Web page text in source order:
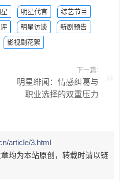
明星代言
综艺节目
明星访谈
新剧预告
影视剧花絮
下一篇:
明星绯闻：情感纠葛与
职业选择的双重压力
article/3.html
均为本站原创，转载时请以链